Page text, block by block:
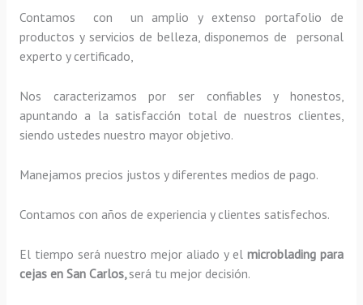
Contamos con un amplio y extenso portafolio de
productos y servicios de belleza, disponemos de personal
experto y certificado,
Nos caracterizamos por ser confiables y honestos,
apuntando a la satisfacción total de nuestros clientes,
siendo ustedes nuestro mayor objetivo.
Manejamos precios justos y diferentes medios de pago.
Contamos con años de experiencia y clientes satisfechos.
El tiempo será nuestro mejor aliado y elmicroblading para
cejas en San Carlos, será tu mejor decisión.